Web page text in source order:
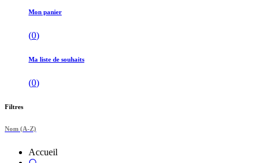
Mon panier
(0)
Ma liste de souhaits
(0)
Filtres
Nom (A-Z)
Accueil